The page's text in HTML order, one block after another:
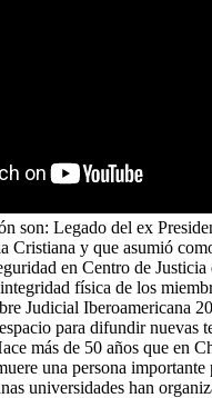
son: Legado del ex
Cristiana y que asumió
en Centro de
física de los
Judicial Iberoamericana
para difundir nuevas
más de 50 años que en
una persona
universidades han